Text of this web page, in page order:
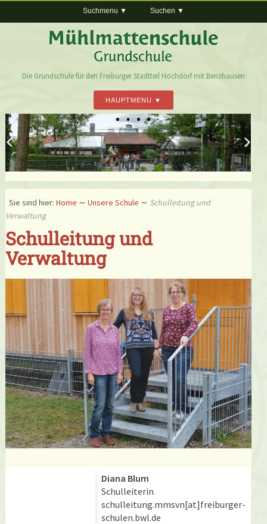
Suchmenu Suchen
Die Grundschule für den Freiburger Stadtteil Hochdorf mit Benzhausen
HAUPTMENU
Sie sind hier: Home ∼ Unsere Schule ∼ Schulleitung und
Verwaltung
Schulleitung und
Verwaltung
Diana Blum
Schulleiterin
schulleitung.mmsvn[at]freiburger-
schulen.bwl.de